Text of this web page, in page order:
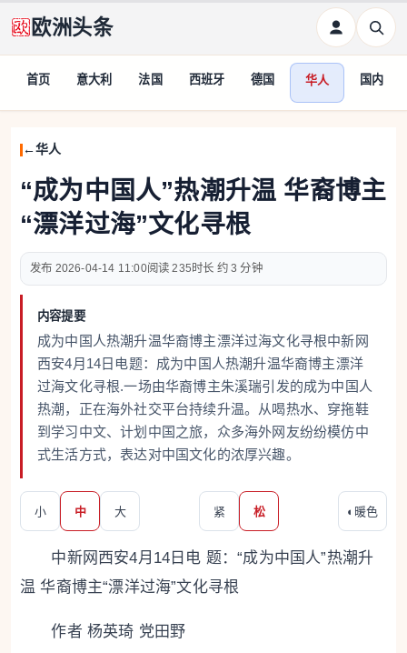
欧洲头条
首页 意大利 法国 西班牙 德国 华人 国内
华人
“成为中国人”热潮升温 华裔博主
“漂洋过海”文化寻根
2026-04-14 11:00 235 约 3 分钟
内容提要
成为中国人热潮升温华裔博主漂洋过海文化寻根中新网
西安4月14日电题：成为中国人热潮升温华裔博主漂洋
过海文化寻根.一场由华裔博主朱溪瑞引发的成为中国人
热潮，正在海外社交平台持续升温。从喝热水、穿拖鞋
到学习中文、计划中国之旅，众多海外网友纷纷模仿中
式生活方式，表达对中国文化的浓厚兴趣。
小 中 大 紧 松 ◐ 暖色
中新网西安4月14日电 题：“成为中国人”热潮升
温 华裔博主“漂洋过海”文化寻根
作者 杨英琦 党田野